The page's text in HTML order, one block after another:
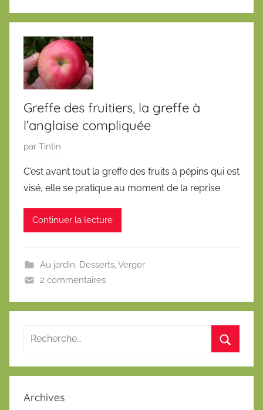
i
l
2
0
1
4
Greffe des fruitiers, la greffe à
l’anglaise compliquée
P
b
l
i
2
8
a
0
par Tintin
C’est avant tout la greffe des fruits à pépins qui est
visé, elle se pratique au moment de la reprise
Continuer la lecture
Au jardin Desserts, Verger
2 commentaires
Archives